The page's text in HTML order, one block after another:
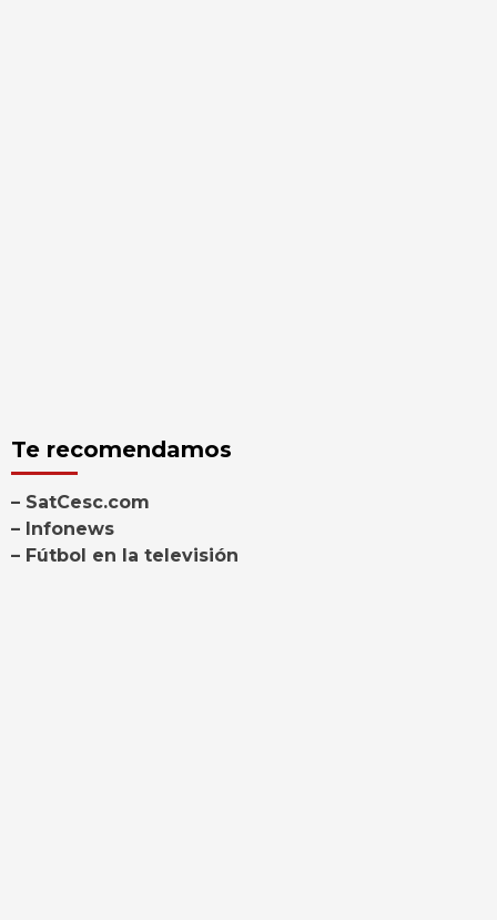
Te recomendamos
– SatCesc.com
– Infonews
– Fútbol en la televisión